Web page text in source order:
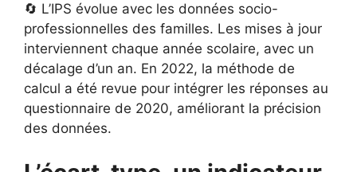
🔄 L’IPS évolue avec les données socio-
professionnelles des familles. Les mises à jour
interviennent chaque année scolaire, avec un
décalage d’un an. En 2022, la méthode de
calcul a été revue pour intégrer les réponses au
questionnaire de 2020, améliorant la précision
des données.